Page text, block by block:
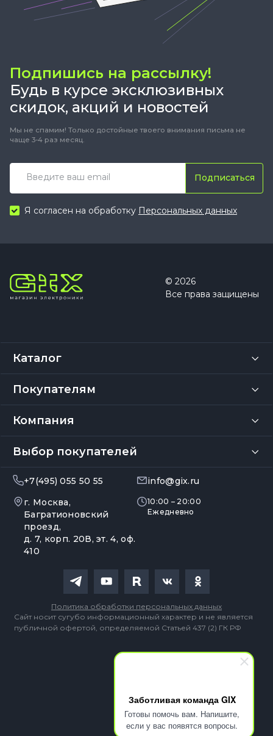
Заботливая команда GIX
Готовы помочь вам. Напишите,
если у вас появятся вопросы.
Подпишись на рассылку!
Будь в курсе эксклюзивных
скидок, акций и новостей
Мы не спамим! Только достойные твоего внимания письма не
чаще 3-4 раз месяц.
Подписаться
Я согласен на обработку Персональных данных
© 2026
Все права защищены
Каталог
Покупателям
Компания
Выбор покупателей
+7(495) 055 50 55
info@gix.ru
г. Москва,
Багратионовский
проезд,
д. 7, корп. 20В, эт. 4, оф.
410
10:00 – 20:00
Ежедневно
Сайт носит сугубо информационный характер и не является
публичной офертой, определяемой Статьей 437 (2) ГК РФ
Политика обработки персональных данных